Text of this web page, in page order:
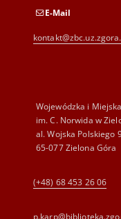
E-Mail
Wojewódzka i
im. C. Norwida w
al. Wojska Polskiego
65-077 Zielona Góra
(+48) 68 453 26 06